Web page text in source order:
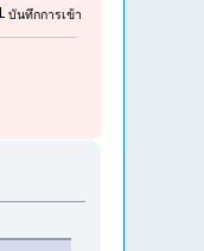
บันทึกการเข้า